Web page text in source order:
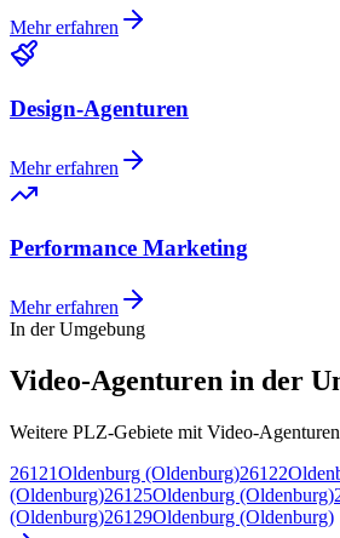
Mehr erfahren
Design-Agenturen
Mehr erfahren
Performance Marketing
Mehr erfahren
In der Umgebung
Video-Agenturen in der
Weitere PLZ-Gebiete mit Video-
26121Oldenburg (Oldenburg)26122
(Oldenburg)26125Oldenburg (Oldenburg)
(Oldenburg)26129Oldenburg (Oldenburg)